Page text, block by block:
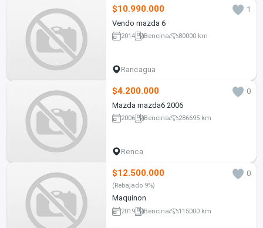
$10.990.000
1
Vendo mazda 6
2014 Bencina 80000 km
Rancagua
$4.200.000
0
Mazda mazda6 2006
2006 Bencina 286695 km
Renca
$12.500.000 0
(Rebajado 9%)
Maquinon
2019 Bencina 115000 km